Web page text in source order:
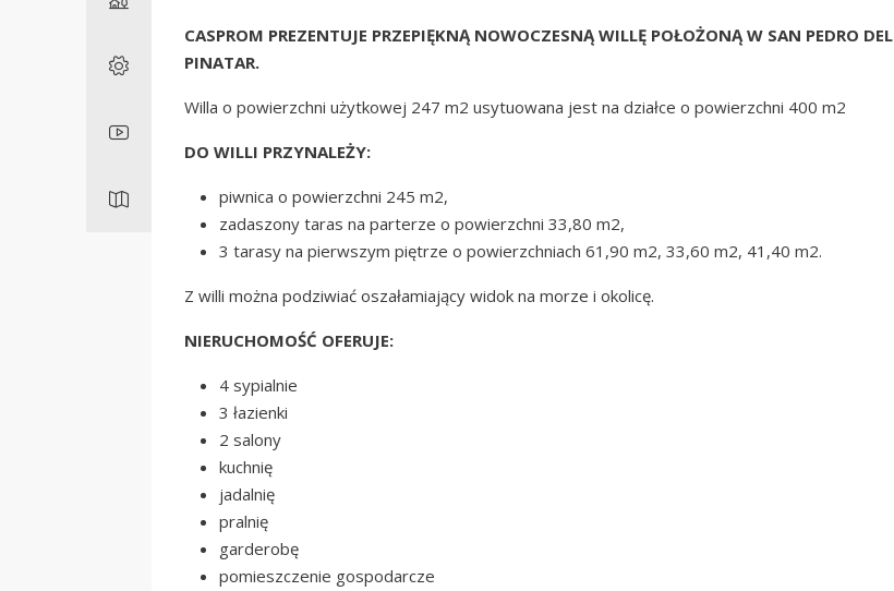
CASPROM PREZENTUJE PRZEPIĘKNĄ NOWOCZESNĄ WILLĘ POŁOŻONĄ W SAN PEDRO DEL
PINATAR.
Willa o powierzchni użytkowej 247 m2 usytuowana jest na działce o powierzchni 400 m2
DO WILLI PRZYNALEŻY:
piwnica o powierzchni 245 m2,
zadaszony taras na parterze o powierzchni 33,80 m2,
3 tarasy na pierwszym piętrze o powierzchniach 61,90 m2, 33,60 m2, 41,40 m2.
Z willi można podziwiać oszałamiający widok na morze i okolicę.
NIERUCHOMOŚĆ OFERUJE:
4 sypialnie
3 łazienki
2 salony
kuchnię
jadalnię
pralnię
garderobę
pomieszczenie gospodarcze